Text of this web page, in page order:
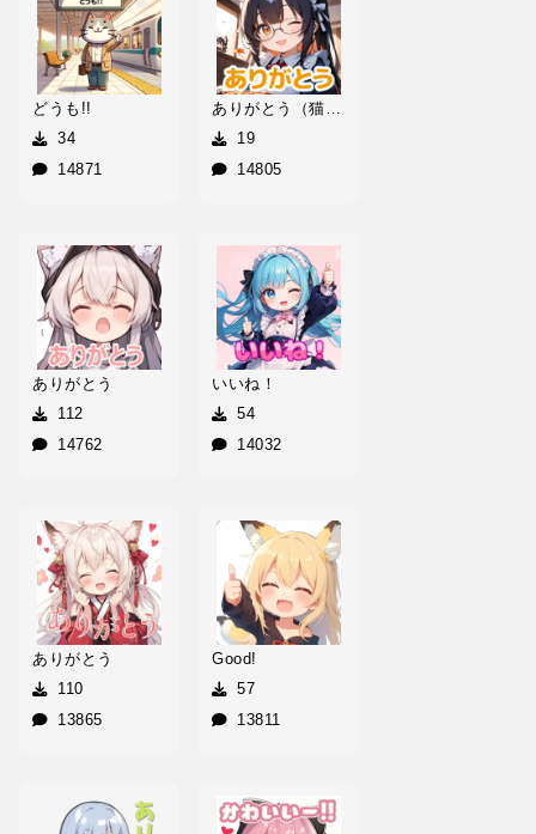
どうも!!
34
14871
ありがとう（猫耳眼鏡メイド）
19
14805
ありがとう
112
14762
いいね！
54
14032
ありがとう
110
13865
Good!
57
13811